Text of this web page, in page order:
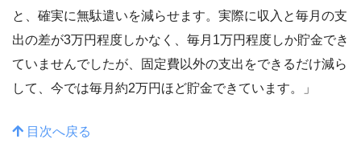
と、確実に無駄遣いを減らせます。実際に収入と毎月の支
出の差が3万円程度しかなく、毎月1万円程度しか貯金でき
ていませんでしたが、固定費以外の支出をできるだけ減ら
して、今では毎月約2万円ほど貯金できています。」
目次へ戻る